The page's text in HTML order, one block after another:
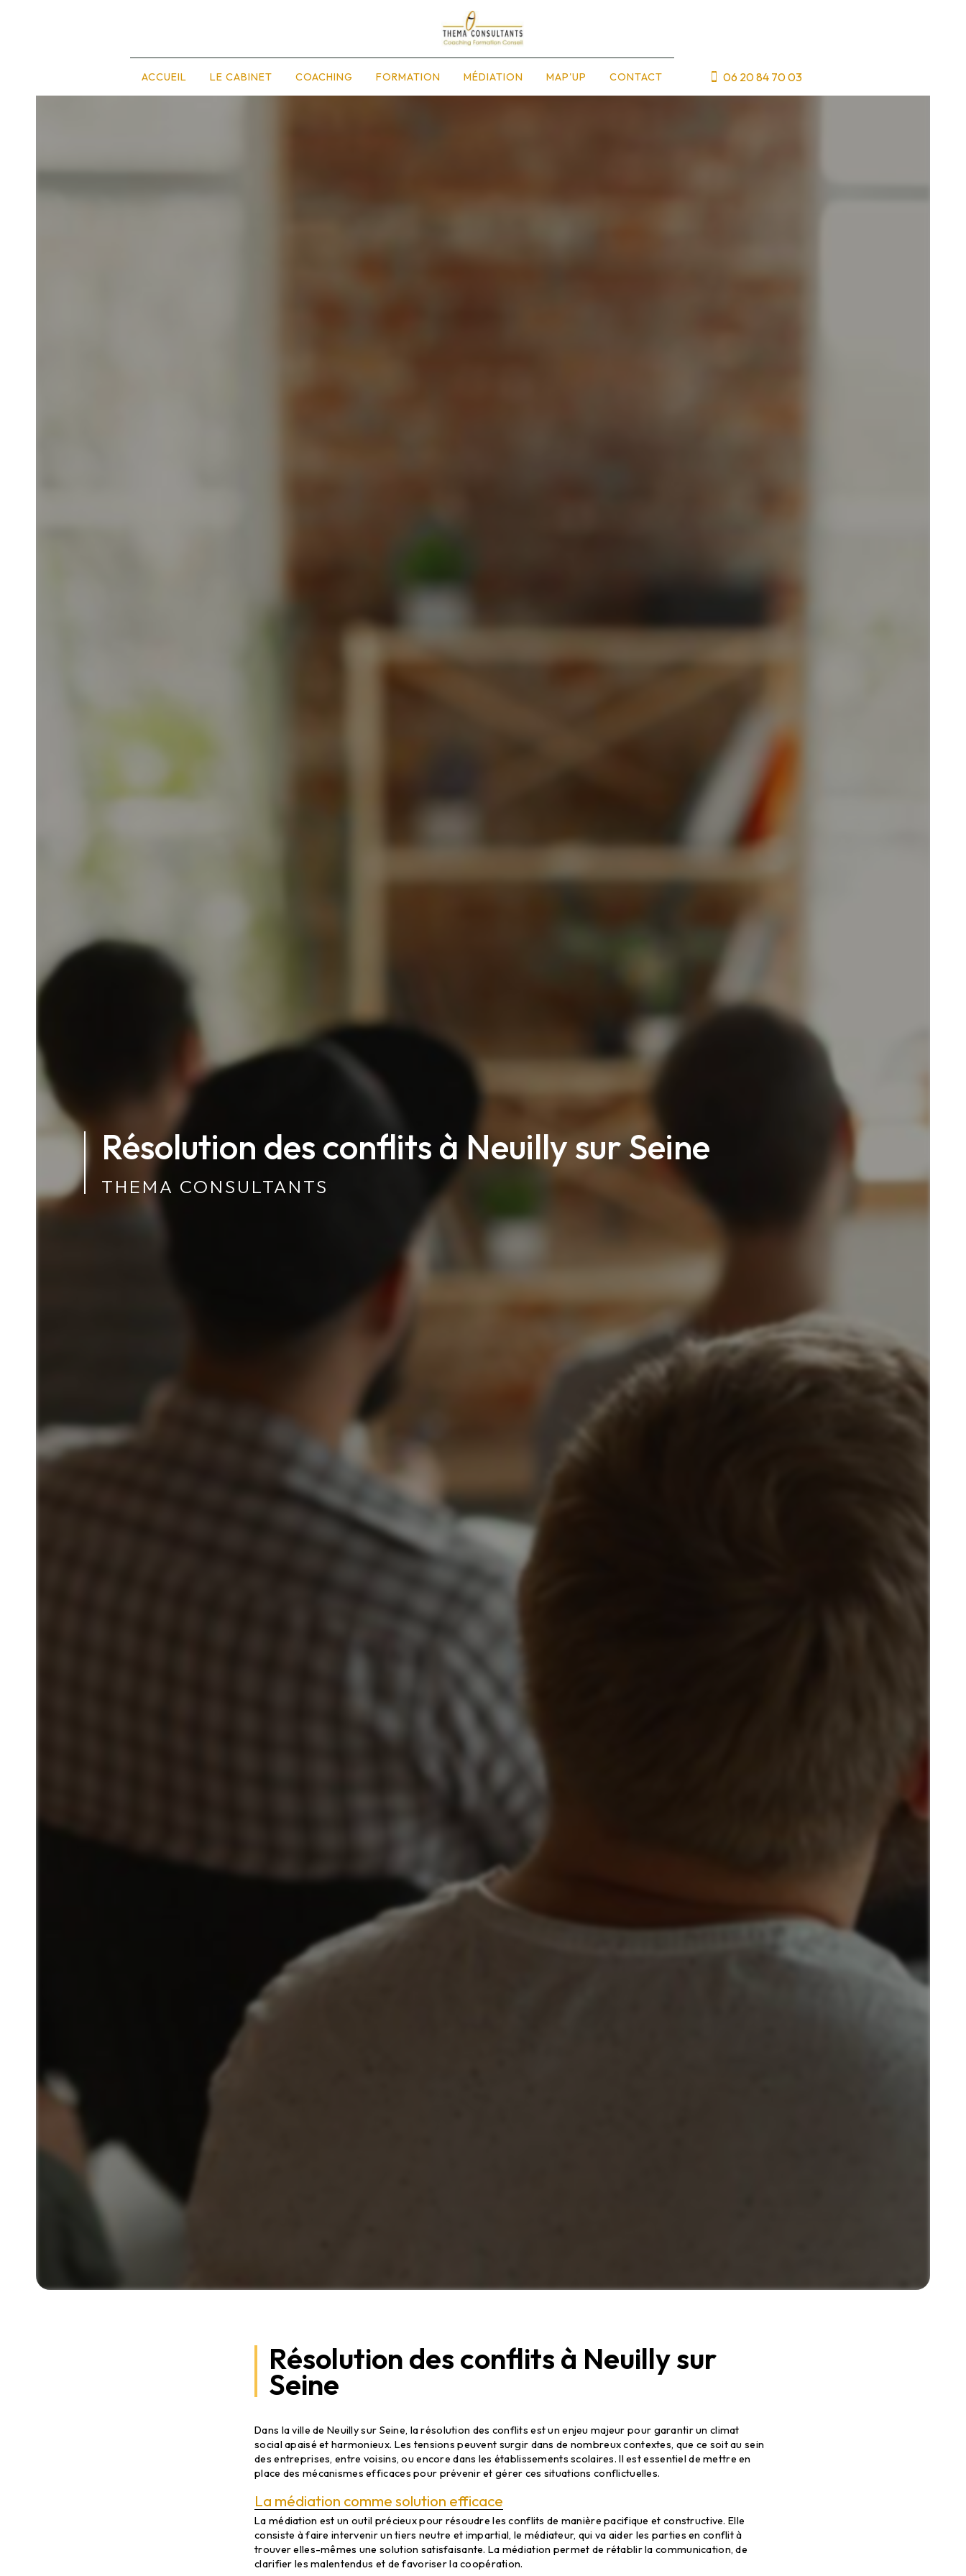
ACCUEIL LE CABINET COACHING FORMATION MÉDIATION MAP'UP CONTACT 06 20 84 70 03
Résolution des conflits à Neuilly sur Seine
THEMA CONSULTANTS
Résolution des conflits à Neuilly sur
Seine
Dans la ville de Neuilly sur Seine, la résolution des conflits est un enjeu majeur pour garantir un climat
social apaisé et harmonieux. Les tensions peuvent surgir dans de nombreux contextes, que ce soit au sein
des entreprises, entre voisins, ou encore dans les établissements scolaires. Il est essentiel de mettre en
place des mécanismes efficaces pour prévenir et gérer ces situations conflictuelles.
La médiation comme solution efficace
La médiation est un outil précieux pour résoudre les conflits de manière pacifique et constructive. Elle
consiste à faire intervenir un tiers neutre et impartial, le médiateur, qui va aider les parties en conflit à
trouver elles-mêmes une solution satisfaisante. La médiation permet de rétablir la communication, de
clarifier les malentendus et de favoriser la coopération.